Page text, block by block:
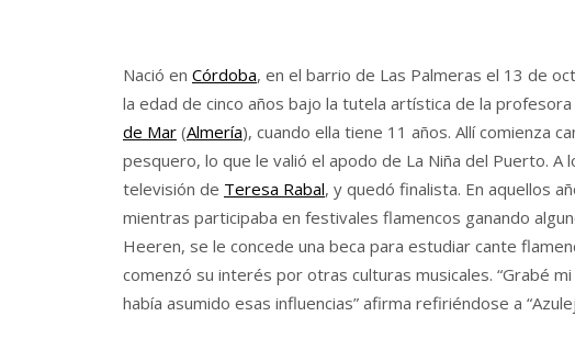
Nació en Córdoba, en el barrio de Las Palmeras el 13 de
la edad de cinco años bajo la tutela artística de la profesora
de Mar (Almería), cuando ella tiene 11 años. Allí comienza
pesquero, lo que le valió el apodo de La Niña del Puerto. A
televisión de Teresa Rabal, y quedó finalista. En aquellos
mientras participaba en festivales flamencos ganando
Heeren, se le concede una beca para estudiar cante
comenzó su interés por otras culturas musicales. “Grabé
había asumido esas influencias” afirma refiriéndose a